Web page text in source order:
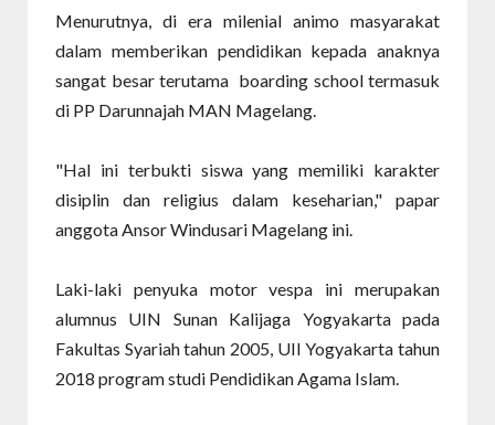
Menurutnya, di era milenial animo masyarakat
dalam memberikan pendidikan kepada anaknya
sangat besar terutama boarding school termasuk
di PP Darunnajah MAN Magelang.
"Hal ini terbukti siswa yang memiliki karakter
disiplin dan religius dalam keseharian," papar
anggota Ansor Windusari Magelang ini.
Laki-laki penyuka motor vespa ini merupakan
alumnus UIN Sunan Kalijaga Yogyakarta pada
Fakultas Syariah tahun 2005, UII Yogyakarta tahun
2018 program studi Pendidikan Agama Islam.